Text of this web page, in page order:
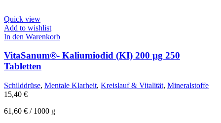
Quick view
Add to wishlist
In den Warenkorb
VitaSanum®- Kaliumiodid (KI) 200 µg 250
Tabletten
Schilddrüse, Mentale Klarheit, Kreislauf & Vitalität, Mineralstoffe
15,40 €
61,60 € / 1000 g